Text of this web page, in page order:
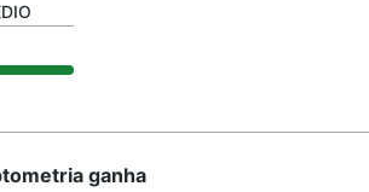
ganha